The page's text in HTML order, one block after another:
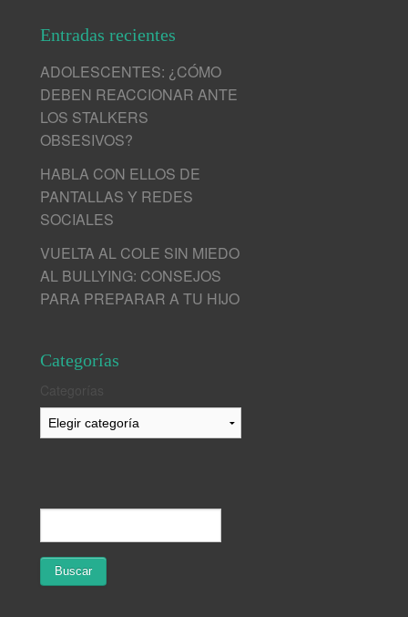
Entradas recientes
ADOLESCENTES: ¿CÓMO
DEBEN REACCIONAR ANTE
LOS STALKERS
OBSESIVOS?
HABLA CON ELLOS DE
PANTALLAS Y REDES
SOCIALES
VUELTA AL COLE SIN MIEDO
AL BULLYING: CONSEJOS
PARA PREPARAR A TU HIJO
Categorías